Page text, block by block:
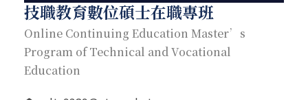
技職教育數位碩士在職專班
Online Continuing Education Master’s
Program of Technical and Vocational
Education